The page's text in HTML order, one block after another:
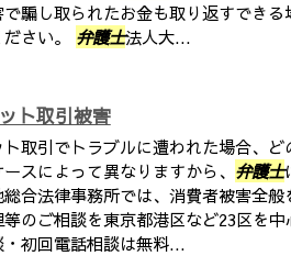
で騙し取られたお金も取り返すでき
さい。 弁護士法人大...
ト取引被害
取引でトラブルに遭われた場合、
スによって異なりますから、 弁護士
合法律事務所では、消費者被害全
のご相談を東京都港区など23区を中
初回電話相談は無料...